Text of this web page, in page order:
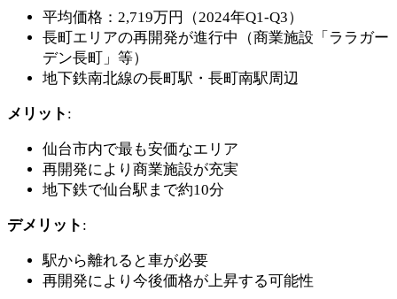
平均価格：2,719万円（2024年Q1-Q3）
長町エリアの再開発が進行中（商業施設「ララガー
デン長町」等）
地下鉄南北線の長町駅・長町南駅周辺
メリット :
仙台市内で最も安価なエリア
再開発により商業施設が充実
地下鉄で仙台駅まで約10分
デメリット :
駅から離れると車が必要
再開発により今後価格が上昇する可能性